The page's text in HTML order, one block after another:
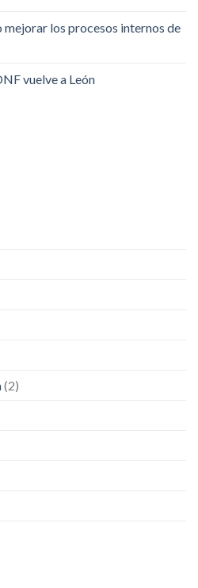
mejorar los procesos internos de
vuelve a León
(2)